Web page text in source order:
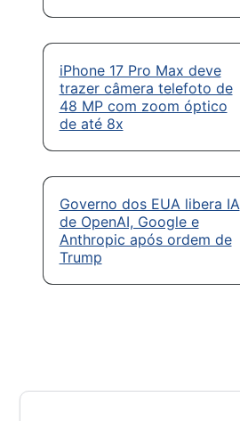
iPhone 17 Pro Max deve
trazer câmera telefoto de
48 MP com zoom óptico
de até 8x
Governo dos EUA libera IA
de OpenAI, Google e
Anthropic após ordem de
Trump